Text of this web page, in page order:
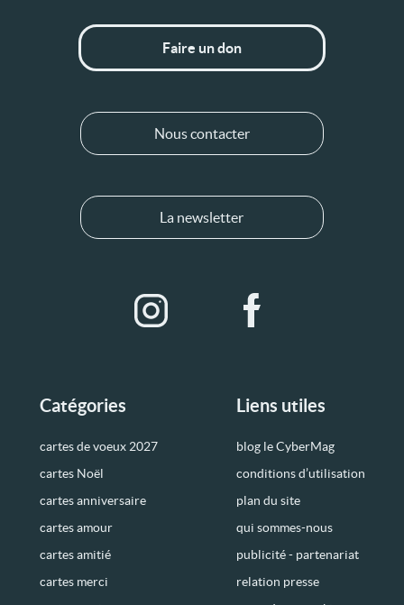
Catégories
cartes de voeux 2027
cartes Noël
cartes anniversaire
cartes amour
cartes amitié
cartes merci
Liens utiles
blog le CyberMag
conditions d’utilisation
plan du site
qui sommes-nous
publicité - partenariat
relation presse
Faire un don
Nous contacter
La newsletter